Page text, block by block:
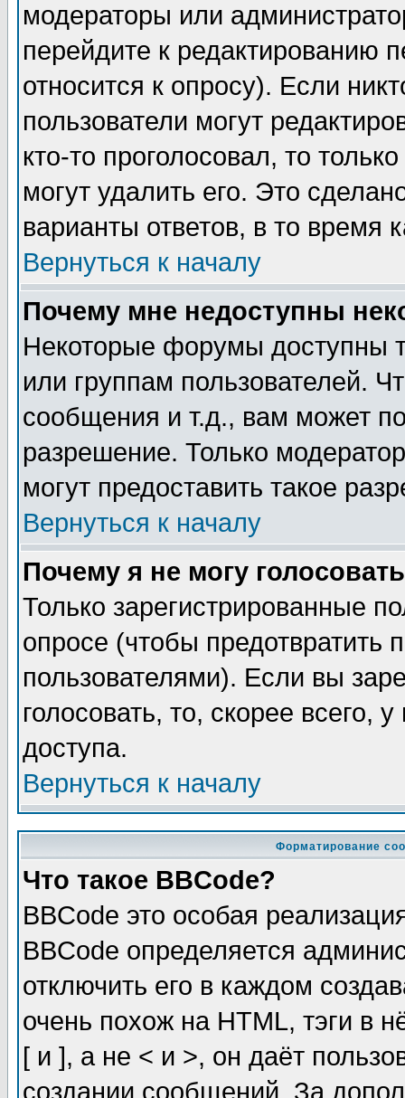
модераторы или
перейдите к редактированию
относится к опросу). Если
пользователи могут
кто-то проголосовал, то
могут удалить его. Это
варианты ответов, в то время
Вернуться к началу
Почему мне недоступны
Некоторые форумы доступны
или группам пользователей.
сообщения и т.д., вам может
разрешение. Только
могут предоставить такое
Вернуться к началу
Почему я не могу
Только зарегистрированные
опросе (чтобы предотвратить
пользователями). Если вы
голосовать, то, скорее всего,
доступа.
Вернуться к началу
Форматирование
Что такое BBCode?
BBCode это особая
BBCode определяется
отключить его в каждом
очень похож на HTML, тэги в
[ и ], а не < и >, он даёт
создании сообщений. За